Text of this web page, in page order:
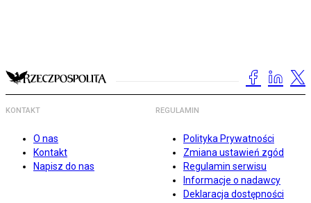
KONTAKT
O nas
Kontakt
Napisz do nas
REGULAMIN
Polityka Prywatności
Zmiana ustawień zgód
Regulamin serwisu
Informacje o nadawcy
Deklaracja dostępności